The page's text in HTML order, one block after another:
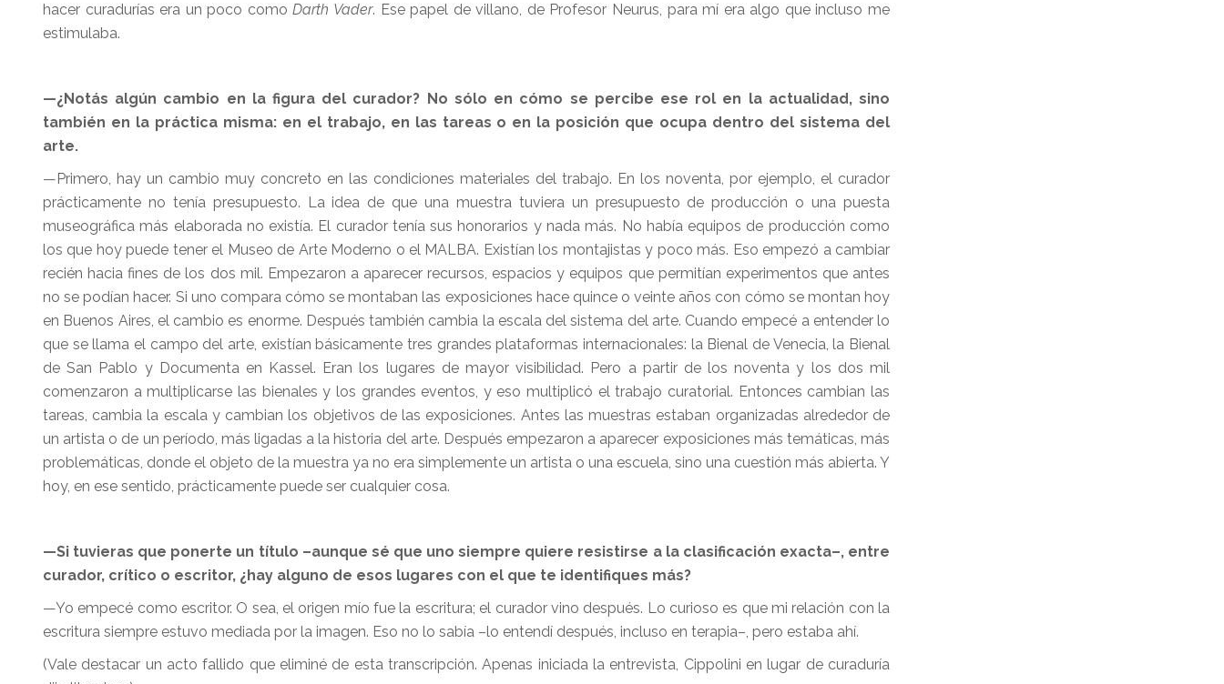
hacer curadurías era un poco comoDarth Vader. Ese papel de villano, de Profesor Neurus, para mí era algo que incluso me
estimulaba.
—¿Notás algún cambio en la figura del curador? No sólo en cómo se percibe ese rol en la actualidad, sino
también en la práctica misma: en el trabajo, en las tareas o en la posición que ocupa dentro del sistema del
arte.
—Primero, hay un cambio muy concreto en las condiciones materiales del trabajo. En los noventa, por ejemplo, el curador
prácticamente no tenía presupuesto. La idea de que una muestra tuviera un presupuesto de producción o una puesta
museográfica más elaborada no existía. El curador tenía sus honorarios y nada más. No había equipos de producción como
los que hoy puede tener el Museo de Arte Moderno o el MALBA. Existían los montajistas y poco más. Eso empezó a cambiar
recién hacia fines de los dos mil. Empezaron a aparecer recursos, espacios y equipos que permitían experimentos que antes
no se podían hacer. Si uno compara cómo se montaban las exposiciones hace quince o veinte años con cómo se montan hoy
en Buenos Aires, el cambio es enorme. Después también cambia la escala del sistema del arte. Cuando empecé a entender lo
que se llama el campo del arte, existían básicamente tres grandes plataformas internacionales: la Bienal de Venecia, la Bienal
de San Pablo y Documenta en Kassel. Eran los lugares de mayor visibilidad. Pero a partir de los noventa y los dos mil
comenzaron a multiplicarse las bienales y los grandes eventos, y eso multiplicó el trabajo curatorial. Entonces cambian las
tareas, cambia la escala y cambian los objetivos de las exposiciones. Antes las muestras estaban organizadas alrededor de
un artista o de un período, más ligadas a la historia del arte. Después empezaron a aparecer exposiciones más temáticas, más
problemáticas, donde el objeto de la muestra ya no era simplemente un artista o una escuela, sino una cuestión más abierta. Y
hoy, en ese sentido, prácticamente puede ser cualquier cosa.
—Si tuvieras que ponerte un título –aunque sé que uno siempre quiere resistirse a la clasificación exacta–, entre
curador, crítico o escritor, ¿hay alguno de esos lugares con el que te identifiques más?
—Yo empecé como escritor. O sea, el origen mío fue la escritura; el curador vino después. Lo curioso es que mi relación con la
escritura siempre estuvo mediada por la imagen. Eso no lo sabía –lo entendí después, incluso en terapia–, pero estaba ahí.
(Vale destacar un acto fallido que eliminé de esta transcripción. Apenas iniciada la entrevista, Cippolini en lugar de curaduría